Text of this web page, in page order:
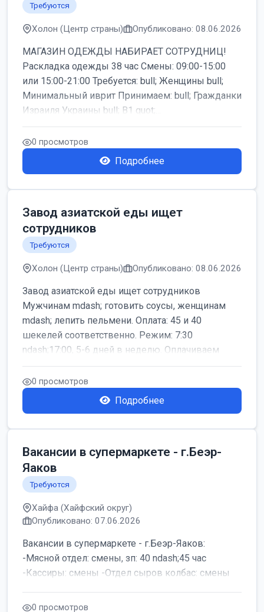
Требуются
Холон (Центр страны) Опубликовано: 08.06.2026
МАГАЗИН ОДЕЖДЫ НАБИРАЕТ СОТРУДНИЦ!
Раскладка одежды 38 час Смены: 09:00-15:00
или 15:00-21:00 Требуется: bull; Женщины bull;
Минимальный иврит Принимаем: bull; Гражданки
Израиля Украины bull; B1 quot;...
0 просмотров
Подробнее
Завод азиатской еды ищет
сотрудников
Требуются
Холон (Центр страны) Опубликовано: 08.06.2026
Завод азиатской еды ищет сотрудников
Мужчинам mdash; готовить соусы, женщинам
mdash; лепить пельмени. Оплата: 45 и 40
шекелей соответственно. Режим: 7:30
ndash;17:00, 5-6 дней в неделю. Оплачиваем
дор...
0 просмотров
Подробнее
Вакансии в супермаркете - г.Беэр-
Яаков
Требуются
Хайфа (Хайфский округ)
Опубликовано: 07.06.2026
Вакансии в супермаркете - г.Беэр-Яаков:
-Мясной отдел: смены, зп: 40 ndash;45 час
-Кассиры: смены -Отдел сыров колбас: смены
0 просмотров